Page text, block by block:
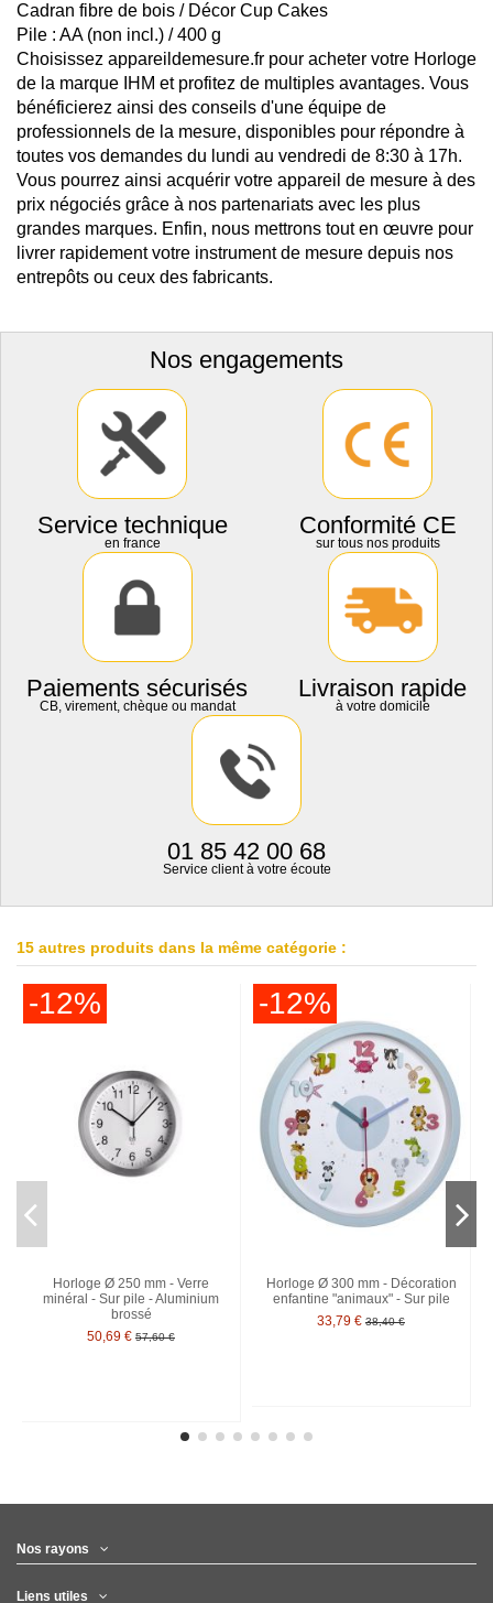
Cadran fibre de bois / Décor Cup Cakes
Pile : AA (non incl.) / 400 g
Choisissez appareildemesure.fr pour acheter votre Horloge
de la marque IHM et profitez de multiples avantages. Vous
bénéficierez ainsi des conseils d'une équipe de
professionnels de la mesure, disponibles pour répondre à
toutes vos demandes du lundi au vendredi de 8:30 à 17h.
Vous pourrez ainsi acquérir votre appareil de mesure à des
prix négociés grâce à nos partenariats avec les plus
grandes marques. Enfin, nous mettrons tout en œuvre pour
livrer rapidement votre instrument de mesure depuis nos
entrepôts ou ceux des fabricants.
Nos engagements
Service technique
en france
Conformité CE
sur tous nos produits
Paiements sécurisés
CB, virement, chèque ou mandat
Livraison rapide
à votre domicile
01 85 42 00 68
Service client à votre écoute
15 autres produits dans la même catégorie :
-12%
Horloge Ø 250 mm - Verre
minéral - Sur pile - Aluminium
brossé
50,69 € 57,60 €
-12%
Horloge Ø 300 mm - Décoration
enfantine "animaux" - Sur pile
33,79 € 38,40 €
Nos rayons
Liens utiles